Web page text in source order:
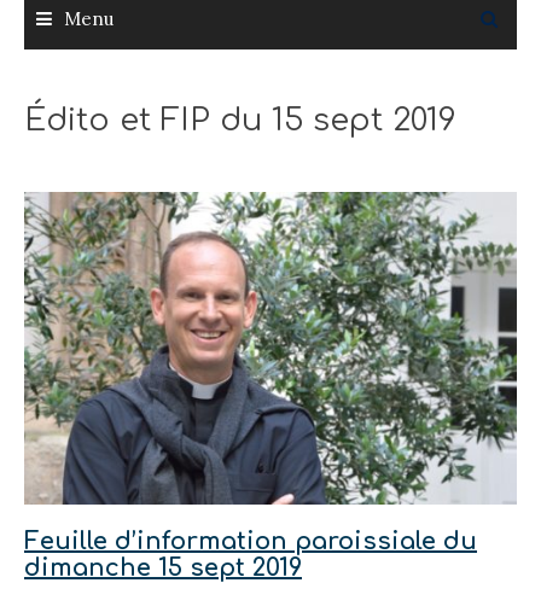
Menu
Édito et FIP du 15 sept 2019
Feuille d’information paroissiale du
dimanche 15 sept 2019